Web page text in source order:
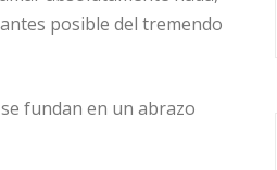
posible del tremendo
fundan en un abrazo